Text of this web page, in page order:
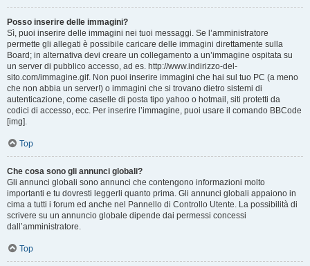
Posso inserire delle immagini?
Sì, puoi inserire delle immagini nei tuoi messaggi. Se l’amministratore
permette gli allegati è possibile caricare delle immagini direttamente sulla
Board; in alternativa devi creare un collegamento a un’immagine ospitata su
un server di pubblico accesso, ad es. http://www.indirizzo-del-
sito.com/immagine.gif. Non puoi inserire immagini che hai sul tuo PC (a meno
che non abbia un server!) o immagini che si trovano dietro sistemi di
autenticazione, come caselle di posta tipo yahoo o hotmail, siti protetti da
codici di accesso, ecc. Per inserire l’immagine, puoi usare il comando BBCode
[img].
Top
Che cosa sono gli annunci globali?
Gli annunci globali sono annunci che contengono informazioni molto
importanti e tu dovresti leggerli quanto prima. Gli annunci globali appaiono in
cima a tutti i forum ed anche nel Pannello di Controllo Utente. La possibilità di
scrivere su un annuncio globale dipende dai permessi concessi
dall’amministratore.
Top